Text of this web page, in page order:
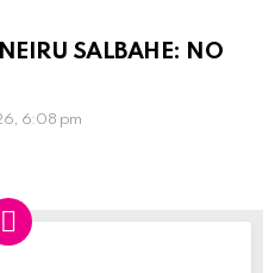
SALBAHE: NO
6:08 pm